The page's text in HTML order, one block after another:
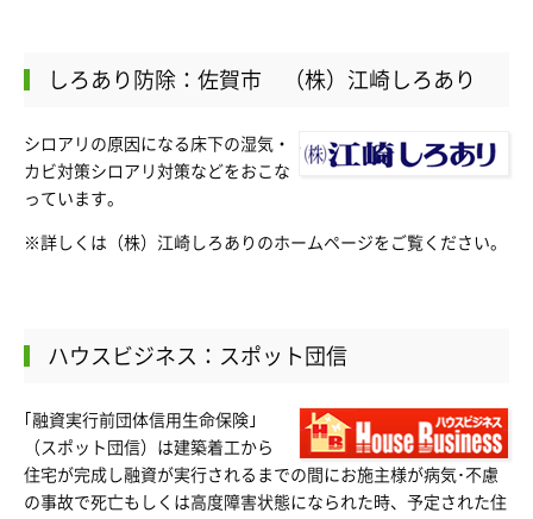
しろあり防除：佐賀市 （株）江崎しろあり
シロアリの原因になる床下の湿気・
カビ対策シロアリ対策などをおこな
っています。
※詳しくは （株）江崎しろあり のホームページをご覧ください。
ハウスビジネス：スポット団信
｢融資実行前団体信用生命保険｣
（スポット団信）は建築着工から
住宅が完成し融資が実行されるまでの間にお施主様が病気･不慮
の事故で死亡もしくは高度障害状態になられた時、予定された住